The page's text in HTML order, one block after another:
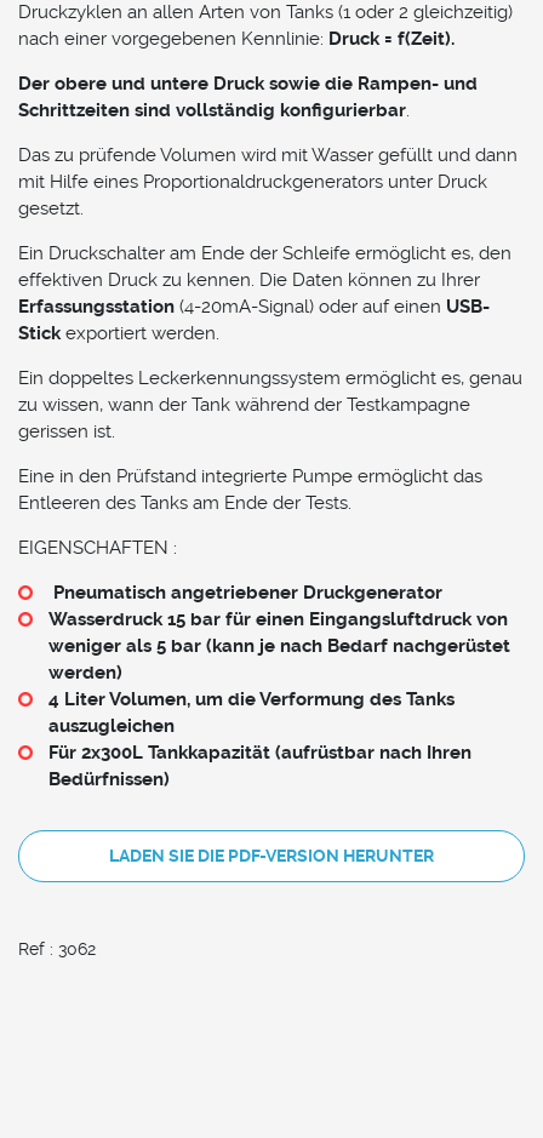
Druckzyklen an allen Arten von Tanks (1 oder 2 gleichzeitig)
nach einer vorgegebenen Kennlinie: Druck = f(Zeit).
Der obere und untere Druck sowie die Rampen- und
Schrittzeiten sind vollständig konfigurierbar.
Das zu prüfende Volumen wird mit Wasser gefüllt und dann
mit Hilfe eines Proportionaldruckgenerators unter Druck
gesetzt.
Ein Druckschalter am Ende der Schleife ermöglicht es, den
effektiven Druck zu kennen. Die Daten können zu Ihrer
Erfassungsstation (4-20mA-Signal) oder auf einen USB-
Stickexportiert werden.
Ein doppeltes Leckerkennungssystem ermöglicht es, genau
zu wissen, wann der Tank während der Testkampagne
gerissen ist.
Eine in den Prüfstand integrierte Pumpe ermöglicht das
Entleeren des Tanks am Ende der Tests.
EIGENSCHAFTEN :
Pneumatisch angetriebener Druckgenerator
Wasserdruck 15 bar für einen Eingangsluftdruck von
weniger als 5 bar (kann je nach Bedarf nachgerüstet
werden)
4 Liter Volumen, um die Verformung des Tanks
auszugleichen
Für 2x300L Tankkapazität (aufrüstbar nach Ihren
Bedürfnissen)
LADEN SIE DIE PDF-VERSION HERUNTER
Ref : 3062